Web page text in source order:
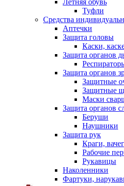
Летняя обувь
Туфли
Средства
Аптечки
Защита головы
Каски,
Защита органов
Защита органов
Защитные
Защитные
Маски
Защита органов
Беруши
Наушники
Защита рук
Краги,
Рабочие
Рукавицы
Наколенники
Фартуки,